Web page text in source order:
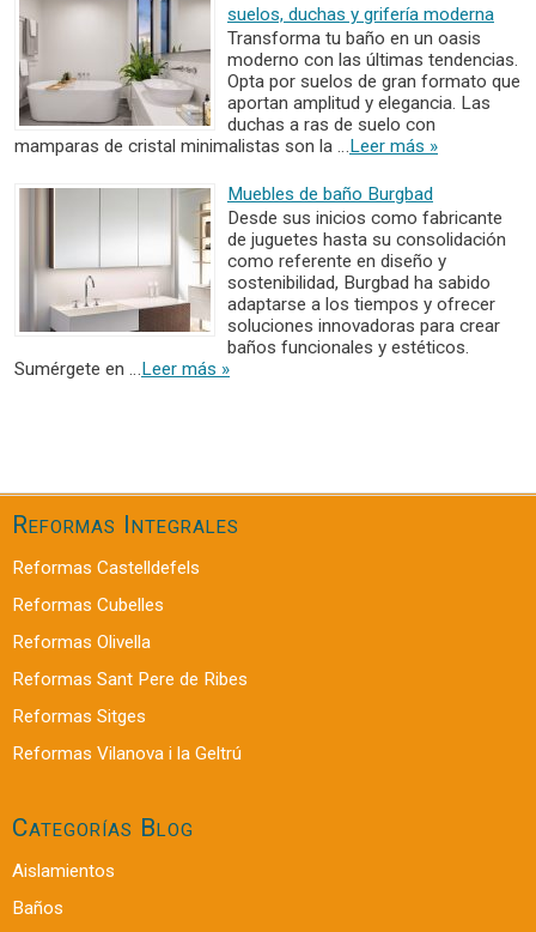
suelos, duchas y grifería moderna
Transforma tu baño en un oasis
moderno con las últimas tendencias.
Opta por suelos de gran formato que
aportan amplitud y elegancia. Las
duchas a ras de suelo con
mamparas de cristal minimalistas son la …Leer más »
Muebles de baño Burgbad
Desde sus inicios como fabricante
de juguetes hasta su consolidación
como referente en diseño y
sostenibilidad, Burgbad ha sabido
adaptarse a los tiempos y ofrecer
soluciones innovadoras para crear
baños funcionales y estéticos.
Sumérgete en …Leer más »
Reformas Integrales
Reformas Castelldefels
Reformas Cubelles
Reformas Olivella
Reformas Sant Pere de Ribes
Reformas Sitges
Reformas Vilanova i la Geltrú
Categorías Blog
Aislamientos
Baños